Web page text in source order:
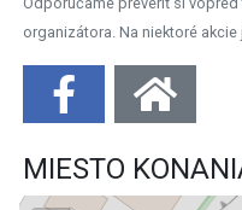
organizátora. Na niektoré
MIESTO